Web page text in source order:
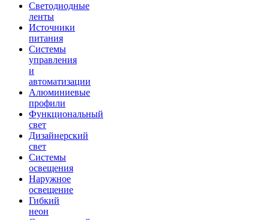
Светодиодные
ленты
Источники
питания
Системы
управления
и
автоматизации
Алюминиевые
профили
Функциональный
свет
Дизайнерский
свет
Системы
освещения
Наружное
освещение
Гибкий
неон